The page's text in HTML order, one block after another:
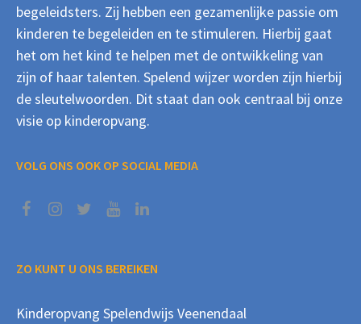
begeleidsters. Zij hebben een gezamenlijke passie om
kinderen te begeleiden en te stimuleren. Hierbij gaat
het om het kind te helpen met de ontwikkeling van
zijn of haar talenten. Spelend wijzer worden zijn hierbij
de sleutelwoorden. Dit staat dan ook centraal bij onze
visie op kinderopvang.
VOLG ONS OOK OP SOCIAL MEDIA
ZO KUNT U ONS BEREIKEN
Kinderopvang Spelendwijs Veenendaal